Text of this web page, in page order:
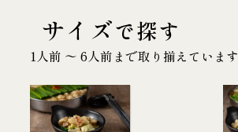
サイズで探す
1人前 〜 6人前まで取り揃えています